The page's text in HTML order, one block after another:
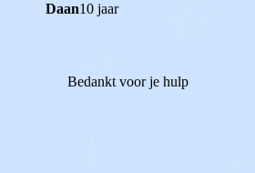
Daan10 jaar
Bedankt voor je hulp